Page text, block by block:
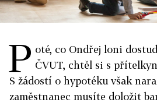
P oté, co Ondřej loni
ČVUT, chtěl si s
S žádostí o hypotéku však
zaměstnanec musíte doložit